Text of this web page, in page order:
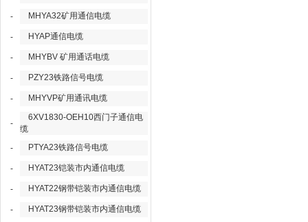
- MHYA32矿用通信电缆
- HYAP通信电缆
- MHYBV 矿用通话电缆
- PZY23铁路信号电缆
- MHYVP矿用通讯电缆
-
6XV1830-OEH10西门子通信电
缆
-
PTYA23铁路信号电缆
- HYAT23铠装市内通信电缆
- HYAT22钢带铠装市内通信电缆
- HYAT23钢带铠装市内通信电缆